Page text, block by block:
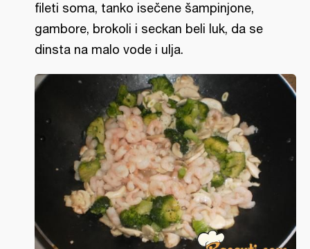
fileti soma, tanko isečene šampinjone,
gambore, brokoli i seckan beli luk, da se
dinsta na malo vode i ulja.